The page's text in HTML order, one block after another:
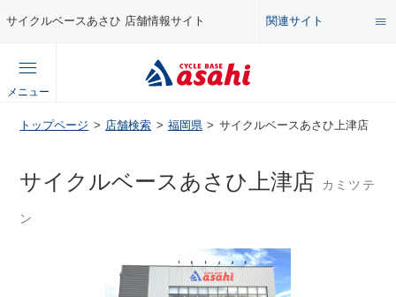
サイクルベースあさひ 店舗情報サイト 関連サイト
総合サイト
公式オンラインストア
企業情報サイト
メニュー
コンテンツ
特集・イベント
メンテナンス・カスタム講座
トップページ 店舗検索 福岡県 サイクルベースあさひ上津店
サイクルベースあさひ上津店 カミツテ
ン